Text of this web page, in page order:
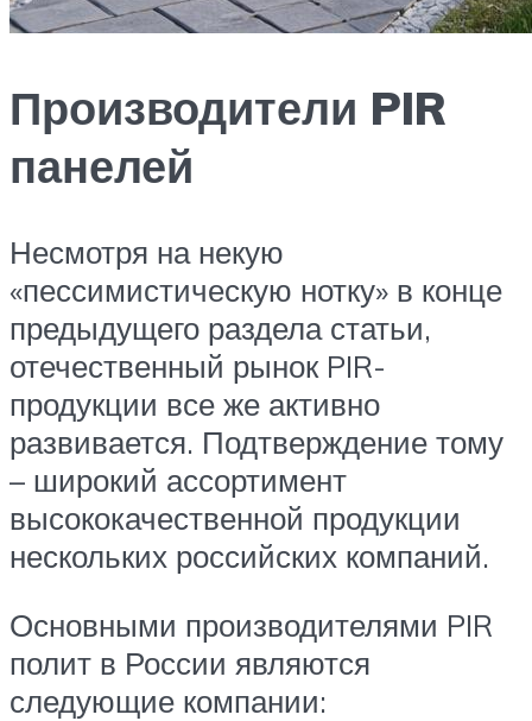
Производители PIR
панелей
Несмотря на некую
«пессимистическую нотку» в конце
предыдущего раздела статьи,
отечественный рынок PIR-
продукции все же активно
развивается. Подтверждение тому
– широкий ассортимент
высококачественной продукции
нескольких российских компаний.
Основными производителями PIR
полит в России являются
следующие компании: